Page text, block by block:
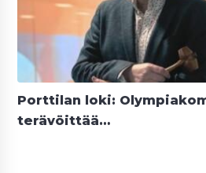
Porttilan loki:
terävöittää…